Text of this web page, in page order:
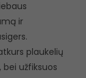
ir
plaukelių
užfiksuos